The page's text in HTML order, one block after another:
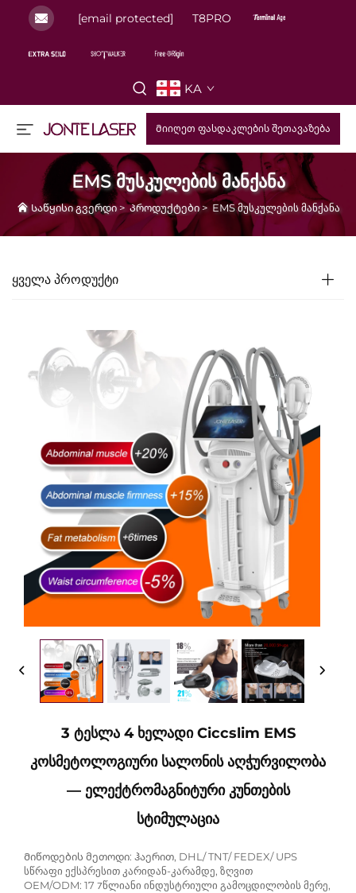
[email protected] T8PRO
KA
Მიიღეთ ფასდაკლების შეთავაზება
EMS მუსკულების მანქანა
Საწყისი გვერდი>Პროდუქტები> EMS მუსკულების მანქანა
ᲧᲕᲔᲚᲐ ᲞᲠᲝᲓᲣᲥᲢᲘ
3 Ტესლა 4 Ხელადი Ciccslim EMS
Კოსმეტოლოგიური Სალონის Აღჭურვილობა
— Ელექტრომაგნიტური Კუნთების
Სტიმულაცია
Მიწოდების მეთოდი: ჰაერით, DHL/ TNT/ FEDEX/ UPS
სწრაფი ექსპრესით კარიდან-კარამდე, ზღვით
OEM/ODM: 17 7წლიანი ინდუსტრიული გამოცდილობის მერე,